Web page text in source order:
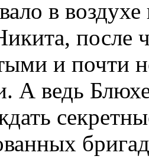
в
после
и почти
А ведь